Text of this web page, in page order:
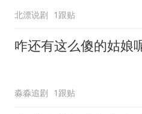
北漂说剧 1跟贴
咋还有这么傻的姑娘
淼淼追剧 1跟贴